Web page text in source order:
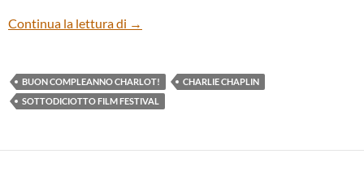
Continua la lettura di Cinque cortometraggi di Charlot
→
BUON COMPLEANNO CHARLOT!
CHARLIE CHAPLIN
SOTTODICIOTTO FILM FESTIVAL